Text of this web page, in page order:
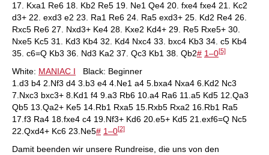
17. Kxa1 Re6 18. Kb2 Re5 19. Ne1 Qe4 20. fxe4 fxe4 21. Kc2
d3+ 22. exd3 e2 23. Ra1 Re6 24. Ra5 exd3+ 25. Kd2 Re4 26.
Rxc5 Re6 27. Nxd3+ Ke4 28. Kxe2 Kd4+ 29. Re5 Rxe5+ 30.
Nxe5 Kc5 31. Kd3 Kb4 32. Kd4 Nxc4 33. bxc4 Kb3 34. c5 Kb4
35. c6=Q Kb3 36. Nd3 Ka2 37. Qc3 Kb1 38. Qb2# 1–0[5]
White: MANIAC I Black: Beginner
1.d3 b4 2.Nf3 d4 3.b3 e4 4.Ne1 a4 5.bxa4 Nxa4 6.Kd2 Nc3
7.Nxc3 bxc3+ 8.Kd1 f4 9.a3 Rb6 10.a4 Ra6 11.a5 Kd5 12.Qa3
Qb5 13.Qa2+ Ke5 14.Rb1 Rxa5 15.Rxb5 Rxa2 16.Rb1 Ra5
17.f3 Ra4 18.fxe4 c4 19.Nf3+ Kd6 20.e5+ Kd5 21.exf6=Q Nc5
22.Qxd4+ Kc6 23.Ne5# 1–0[2]
Damit beenden wir unsere Rundreise, die uns von den